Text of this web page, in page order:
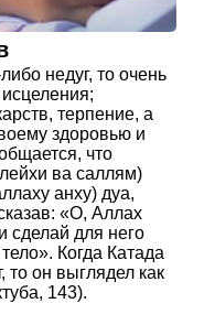
недуг, то очень
терпение, а
здоровью и
что
ва саллям)
анху) дуа,
«О, Аллах
сделай для него
Когда Катада
то он выглядел как
143).